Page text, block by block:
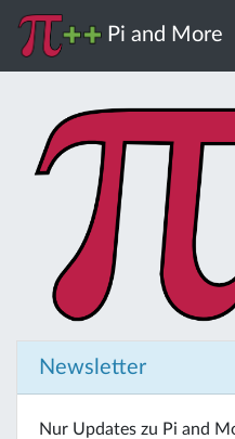
Pi and More
Newsletter
Nur Updates zu Pi and